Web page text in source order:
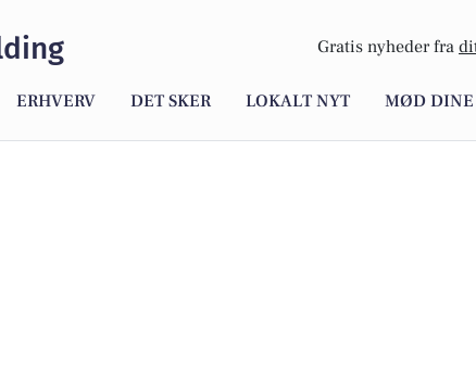
Gratis nyheder fra
ERHVERV DET SKER LOKALT NYT MØD DINE